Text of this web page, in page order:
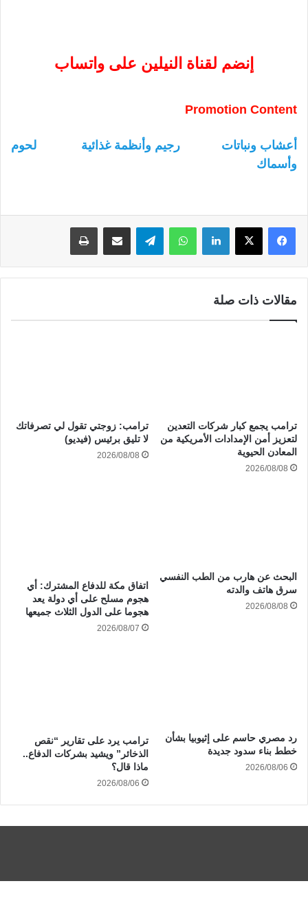
إنضم لقناة النيلين على واتساب
Promotion Content
أعشاب ونباتات رجيم وأنظمة غذائية
لحوم
وأسماك
لينكدإن واتساب
مقالات ذات صلة
ترامب يجمع كبار شركات التعدين
لتعزيز أمن الإمدادات الأمريكية من
المعادن الحيوية
2026/08/08
ترامب: زوجتي تقول لي تصرفاتك
لا تليق برئيس (فيديو)
2026/08/08
البحث عن هارب من الطب النفسي
سرق هاتف والدته
2026/08/08
‏اتفاق مكة للدفاع المشترك: أي
هجوم مسلح على أي دولة يعد
هجوما على الدول الثلاث جميعها
2026/08/07
رد مصري حاسم على إثيوبيا بشأن
خطط بناء سدود جديدة
2026/08/06
ترامب يرد على تقارير “نقص
الذخائر” ويشيد بشركات الدفاع..
ماذا قال؟
2026/08/06